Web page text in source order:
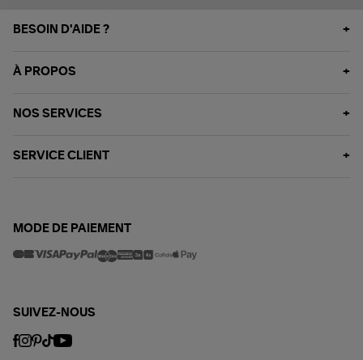
BESOIN D'AIDE ?
À PROPOS
NOS SERVICES
SERVICE CLIENT
MODE DE PAIEMENT
SUIVEZ-NOUS